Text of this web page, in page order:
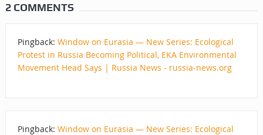
2 COMMENTS
Pingback: Window on Eurasia — New Series: Ecological
Protest in Russia Becoming Political, EKA Environmental
Movement Head Says | Russia News - russia-news.org
Pingback: Window on Eurasia — New Series: Ecological